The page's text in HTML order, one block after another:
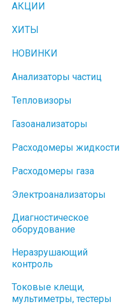
АКЦИИ
ХИТЫ
НОВИНКИ
Анализаторы частиц
Тепловизоры
Газоанализаторы
Расходомеры жидкости
Расходомеры газа
Электроанализаторы
Диагностическое
оборудование
Неразрушающий
контроль
Токовые клещи,
мультиметры, тестеры